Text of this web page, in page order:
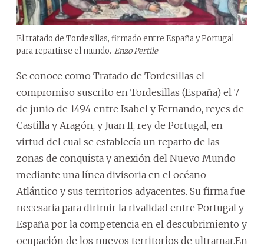
El tratado de Tordesillas, firmado entre España y Portugal
para repartirse el mundo. Enzo Pertile
Se conoce como Tratado de Tordesillas el
compromiso suscrito en Tordesillas (España) el 7
de junio de 1494 entre Isabel y Fernando, reyes de
Castilla y Aragón, y Juan II, rey de Portugal, en
virtud del cual se establecía un reparto de las
zonas de conquista y anexión del Nuevo Mundo
mediante una línea divisoria en el océano
Atlántico y sus territorios adyacentes. Su firma fue
necesaria para dirimir la rivalidad entre Portugal y
España por la competencia en el descubrimiento y
ocupación de los nuevos territorios de ultramar.En